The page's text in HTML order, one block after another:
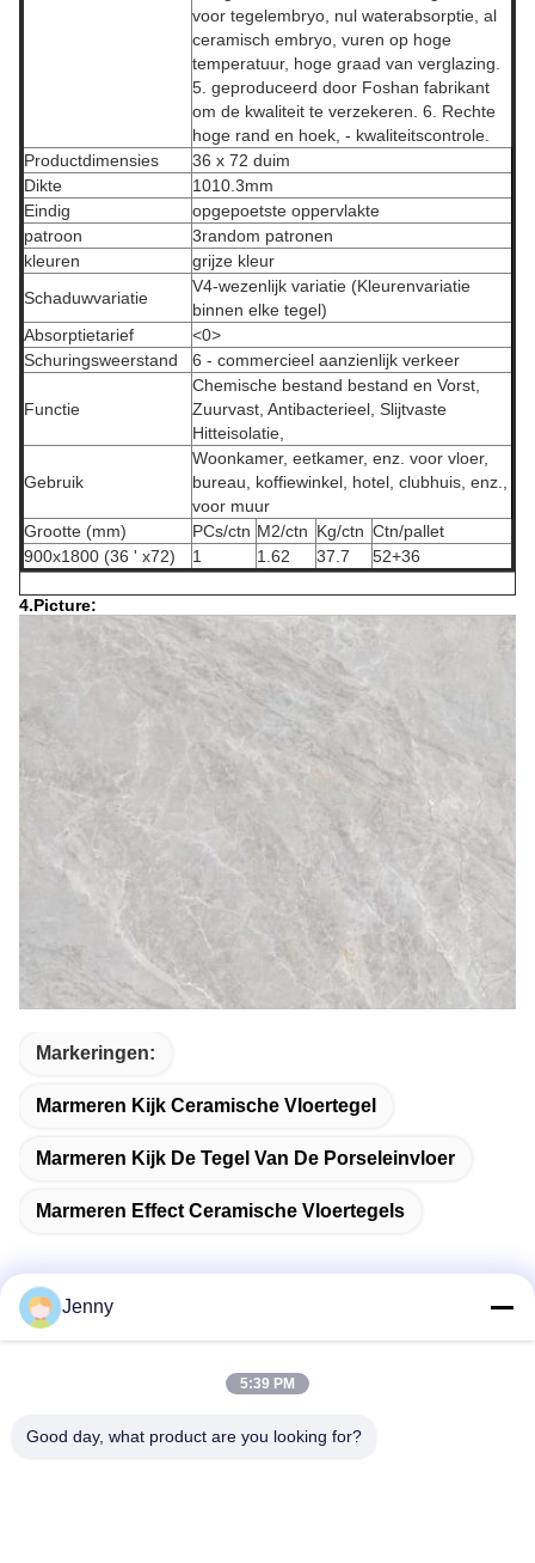
voor tegelembryo, nul waterabsorptie, al
ceramisch embryo, vuren op hoge
temperatuur, hoge graad van verglazing.
5. geproduceerd door Foshan fabrikant
om de kwaliteit te verzekeren. 6. Rechte
hoge rand en hoek, - kwaliteitscontrole.
Productdimensies
36 x 72 duim
Dikte
1010.3mm
Eindig
opgepoetste oppervlakte
patroon
3random patronen
kleuren
grijze kleur
Schaduwvariatie
V4-wezenlijk variatie (Kleurenvariatie
binnen elke tegel)
Absorptietarief
<0>
Schuringsweerstand
6 - commercieel aanzienlijk verkeer
Functie
Chemische bestand bestand en Vorst,
Zuurvast, Antibacterieel, Slijtvaste
Hitteisolatie,
Gebruik
Woonkamer, eetkamer, enz. voor vloer,
bureau, koffiewinkel, hotel, clubhuis, enz.,
voor muur
Grootte (mm)
PCs/ctn M2/ctn Kg/ctn Ctn/pallet
900x1800 (36 ' x72)
1 1.62 37.7 52+36
4.Picture:
Markeringen:
Marmeren Kijk Ceramische Vloertegel
Marmeren Kijk De Tegel Van De Porseleinvloer
Marmeren Effect Ceramische Vloertegels
2 verdieping 11, Noord-District 4 Block, Hua Yi International
Jenny
5:39 PM
Good day, what product are you looking for?